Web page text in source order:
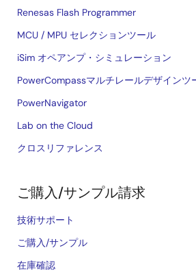
Renesas Flash Programmer
MCU / MPU セレクションツール
iSim オペアンプ・シミュレーション
PowerCompassマルチレールデザインツ
PowerNavigator
Lab on the Cloud
クロスリファレンス
ご購入/サンプル請求
技術サポート
ご購入/サンプル
在庫確認